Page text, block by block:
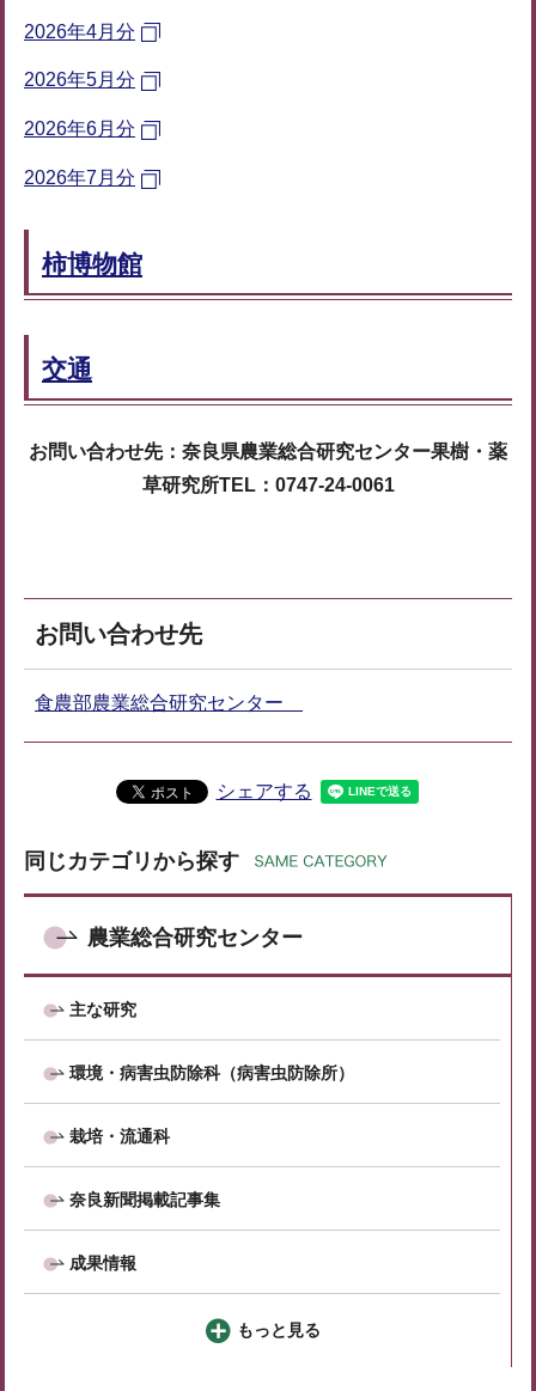
2026年4月分
2026年5月分
2026年6月分
2026年7月分
柿博物館
交通
お問い合わせ先：奈良県農業総合研究センター果樹・薬
草研究所TEL：0747-24-0061
お問い合わせ先
食農部農業総合研究センター
シェアする
同じカテゴリから探す
農業総合研究センター
主な研究
環境・病害虫防除科（病害虫防除所）
栽培・流通科
奈良新聞掲載記事集
成果情報
もっと見る